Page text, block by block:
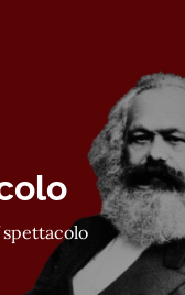
spettacolo